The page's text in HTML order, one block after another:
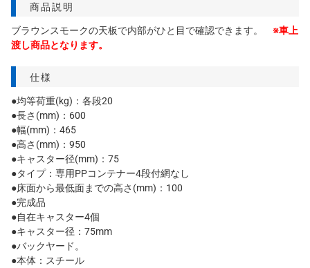
商品説明
ブラウンスモークの天板で内部がひと目で確認できます。 ※車上
渡し商品となります。
仕様
●均等荷重(kg)：各段20
●長さ(mm)：600
●幅(mm)：465
●高さ(mm)：950
●キャスター径(mm)：75
●タイプ：専用PPコンテナー4段付網なし
●床面から最低面までの高さ(mm)：100
●完成品
●自在キャスター4個
●キャスター径：75mm
●バックヤード。
●本体：スチール